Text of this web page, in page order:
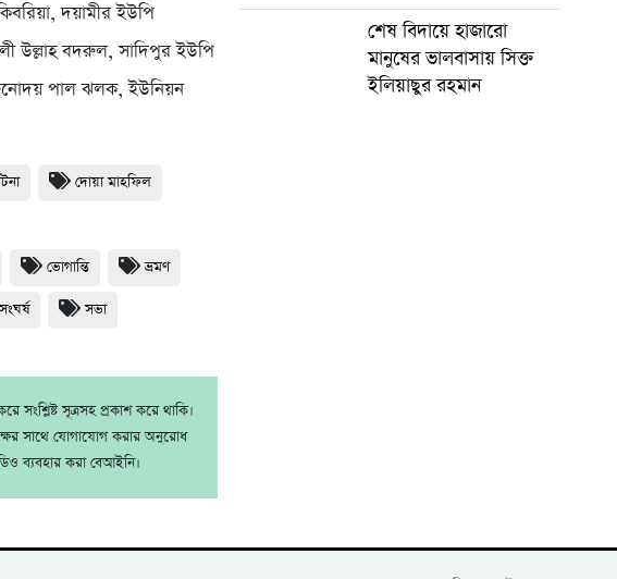
দয়ামীর ইউপি
উল্লাহ বদরুল, সাদিপুর ইউপি
পাল ঝলক, ইউনিয়ন
দোয়া মাহফিল
ভোগান্তি ভ্রমণ
সংঘর্ষ সভা
সংশ্লিষ্ট সূত্রসহ প্রকাশ করে থাকি।
সাথে যোগাযোগ করার অনুরোধ
ব্যবহার করা বেআইনি।
শেষ বিদায়ে হাজারো
মানুষের ভালবাসায় সিক্ত
ইলিয়াছুর রহমান